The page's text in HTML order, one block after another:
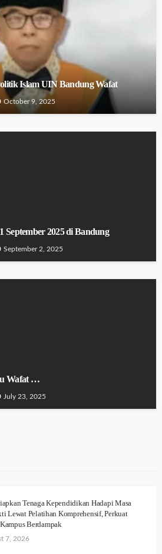
Islam UIN Bandung Wafat
October 9, 2025
September 2025 di Bandung
September 2, 2025
Wafat …
July 23, 2025
Tenaga Kependidikan Hadapi Masa
Lewat Pelatihan Komprehensif, Perkuat
Berdampak
7, 2026